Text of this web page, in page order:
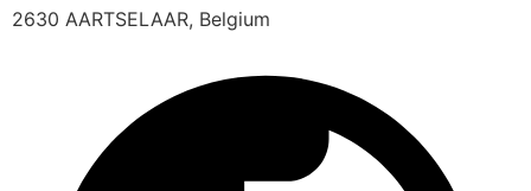
2630 AARTSELAAR, Belgium